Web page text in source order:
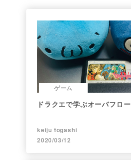
ゲーム
ドラクエで学ぶオーバフロー
keiju togashi
2020/03/12